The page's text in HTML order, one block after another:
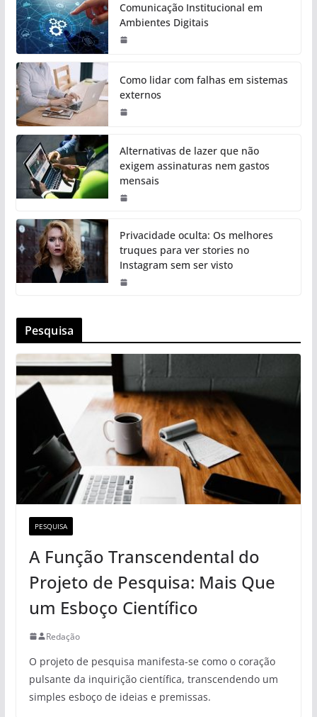
Comunicação Institucional em
Ambientes Digitais
Como lidar com falhas em sistemas
externos
Alternativas de lazer que não
exigem assinaturas nem gastos
mensais
Privacidade oculta: Os melhores
truques para ver stories no
Instagram sem ser visto
Pesquisa
PESQUISA
A Função Transcendental do
Projeto de Pesquisa: Mais Que
um Esboço Científico
Redação
O projeto de pesquisa manifesta-se como o coração
pulsante da inquirição científica, transcendendo um
simples esboço de ideias e premissas.